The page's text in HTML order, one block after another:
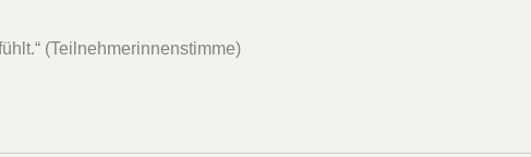
(Teilnehmerinnenstimme)